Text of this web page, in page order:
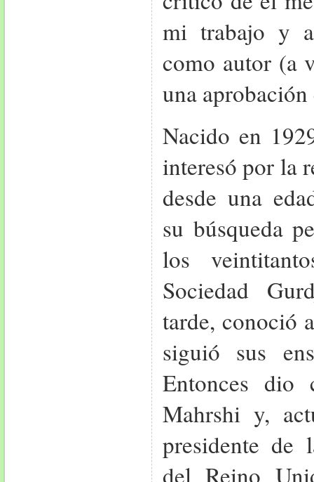
mi trabajo y
como autor (a
una
Nacido en
interesó por la
desde una
su búsqueda
los
Sociedad
tarde, conoció
siguió sus
Entonces dio
Mahrshi y,
presidente de
del Reino